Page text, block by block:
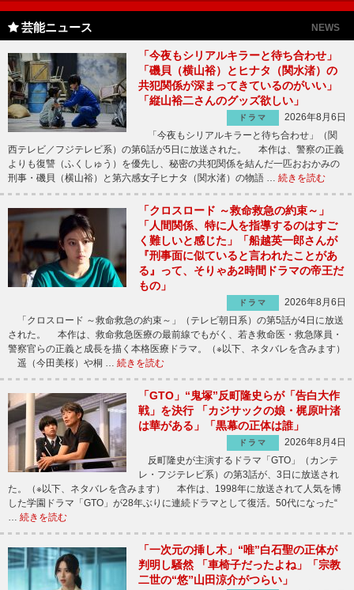
芸能ニュース NEWS
「今夜もシリアルキラーと待ち合わせ」
「磯貝（横山裕）とヒナタ（関水渚）の
共犯関係が深まってきているのがいい」
「縦山裕二さんのグッズ欲しい」
ドラマ
2026年8月6日
「今夜もシリアルキラーと待ち合わせ」（関
西テレビ／フジテレビ系）の第6話が5日に放送された。 本作は、警察の正義
よりも復讐（ふくしゅう）を優先し、秘密の共犯関係を結んだ一匹おおかみの
刑事・磯貝（横山裕）と第六感女子ヒナタ（関水渚）の物語 … 続きを読む
「クロスロード ～救命救急の約束～」
「人間関係、特に人を指導するのはすご
く難しいと感じた」「船越英一郎さんが
『刑事面に似ていると言われたことがあ
る』って、そりゃあ2時間ドラマの帝王だ
もの」
ドラマ
2026年8月6日
「クロスロード ～救命救急の約束～」（テレビ朝日系）の第5話が4日に放送
された。 本作は、救命救急医療の最前線でもがく、若き救命医・救急隊員・
警察官らの正義と成長を描く本格医療ドラマ。（※以下、ネタバレを含みます）
遥（今田美桜）や桐 … 続きを読む
「GTO」“鬼塚”反町隆史らが「告白大作
戦」を決行 「カジサックの娘・梶原叶渚
は華がある」「黒幕の正体は誰」
ドラマ
2026年8月4日
反町隆史が主演するドラマ「GTO」（カンテ
レ・フジテレビ系）の第3話が、3日に放送され
た。（※以下、ネタバレを含みます） 本作は、1998年に放送されて人気を博
した学園ドラマ「GTO」が28年ぶりに連続ドラマとして復活。50代になった“
… 続きを読む
「一次元の挿し木」“唯”白石聖の正体が
判明し騒然 「車椅子だったよね」「宗教
二世の“悠”山田涼介がつらい」